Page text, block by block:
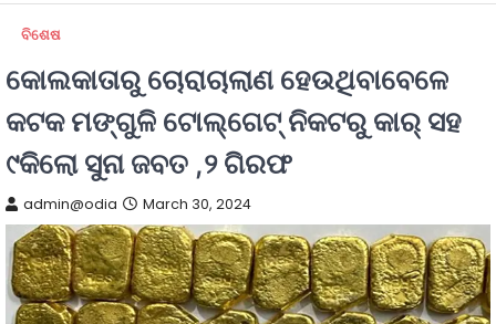
ବିଶେଷ
କୋଲକାତାରୁ ଚୋରାଚାଲାଣ ହେଉଥିବାବେଳେ
କଟକ ମଙ୍ଗୁଳି ଟୋଲ୍ଗେଟ୍ ନିକଟରୁ କାର୍ ସହ
୯କିଲୋ ସୁନା ଜବତ ,୨ ଗିରଫ
admin@odia March 30, 2024